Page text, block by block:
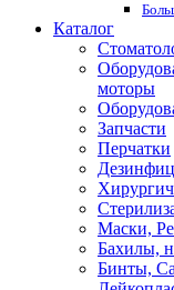
Каталог
моторы
Запчасти
Перчатки
Маски,
Бахилы,
Бинты,